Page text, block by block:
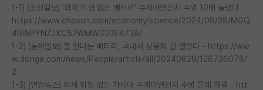
1-1) (조선일보) ‘화재 위험 없는 배터리’ 수계아연전지 수명 10배 늘렸다 -
https://www.chosun.com/economy/science/2024/08/28/MGQ
4BWPYNZJXC52WMWG23EK73A/
1-2) (동아일보) 불 안나는 배터리, 국내서 상용화 길 열었다 - https://ww
w.donga.com/news/People/article/all/20240829/126736078/
2
1-3) (연합뉴스) 화재 위험 없는 차세대 수계아연전지 수명 문제 해결 - htt